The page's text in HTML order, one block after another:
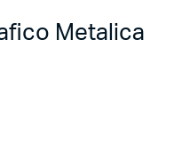
Metalica